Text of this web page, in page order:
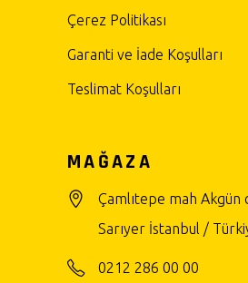
Çerez Politikası
Garanti ve İade Koşulları
Teslimat Koşulları
MAĞAZA
Çamlıtepe mah Akgün
Sarıyer İstanbul /
0212 286 00 00